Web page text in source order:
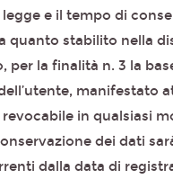
e il tempo di
quanto stabilito nella
per la finalità n. 3 la
manifestato
in qualsiasi
dei dati
dalla data di